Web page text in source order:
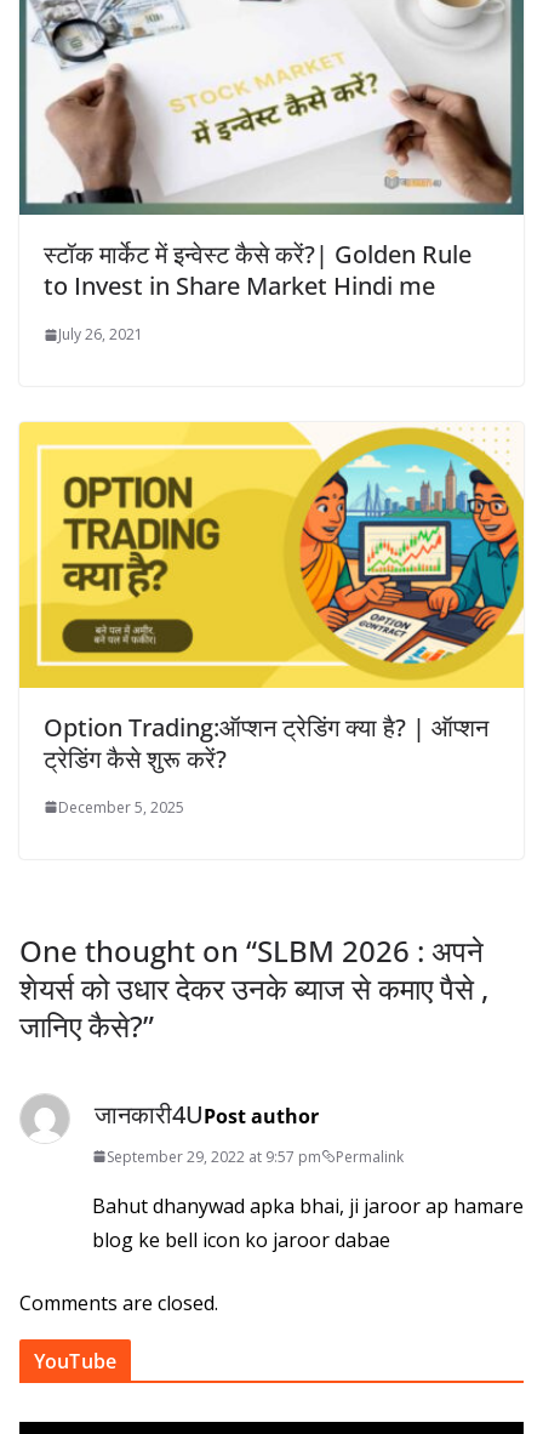
स्टॉक मार्केट में इन्वेस्ट कैसे करें?| Golden Rule
to Invest in Share Market Hindi me
July 26, 2021
Option Trading:ऑप्शन ट्रेडिंग क्या है? | ऑप्शन
ट्रेडिंग कैसे शुरू करें?
December 5, 2025
One thought on “SLBM 2026 : अपने
शेयर्स को उधार देकर उनके ब्याज से कमाए पैसे ,
जानिए कैसे?”
जानकारी4UPost author
September 29, 2022 at 9:57 pm Permalink
Bahut dhanywad apka bhai, ji jaroor ap hamare
blog ke bell icon ko jaroor dabae
Comments are closed.
YouTube